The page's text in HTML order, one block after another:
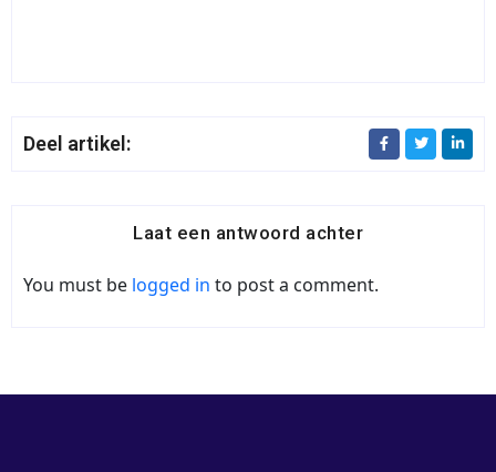
Deel artikel:
Laat een antwoord achter
You must be logged in to post a comment.